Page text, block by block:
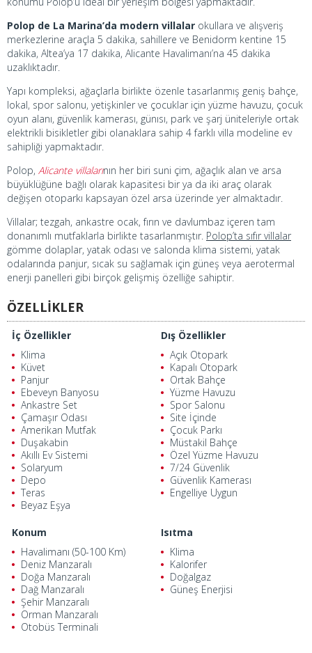
Polop de La Marina’da modern villalar okullara ve alışveriş
merkezlerine araçla 5 dakika, sahillere ve Benidorm kentine 15
dakika, Altea’ya 17 dakika, Alicante Havalimanı’na 45 dakika
uzaklıktadır.
Yapı kompleksi, ağaçlarla birlikte özenle tasarlanmış geniş bahçe,
lokal, spor salonu, yetişkinler ve çocuklar için yüzme havuzu, çocuk
oyun alanı, güvenlik kamerası, günısı, park ve şarj üniteleriyle ortak
elektrikli bisikletler gibi olanaklara sahip 4 farklı villa modeline ev
sahipliği yapmaktadır.
Polop, Alicante villalarının her biri suni çim, ağaçlık alan ve arsa
büyüklüğüne bağlı olarak kapasitesi bir ya da iki araç olarak
değişen otoparkı kapsayan özel arsa üzerinde yer almaktadır.
Villalar; tezgah, ankastre ocak, fırın ve davlumbaz içeren tam
donanımlı mutfaklarla birlikte tasarlanmıştır. Polop’ta sıfır villalar
gömme dolaplar, yatak odası ve salonda klima sistemi, yatak
odalarında panjur, sıcak su sağlamak için güneş veya aerotermal
enerji panelleri gibi birçok gelişmiş özelliğe sahiptir.
ÖZELLİKLER
İç Özellikler
Klima
Küvet
Panjur
Ebeveyn Banyosu
Ankastre Set
Çamaşır Odası
Amerikan Mutfak
Duşakabin
Akıllı Ev Sistemi
Solaryum
Depo
Teras
Beyaz Eşya
Dış Özellikler
Açık Otopark
Kapalı Otopark
Ortak Bahçe
Yüzme Havuzu
Spor Salonu
Site İçinde
Çocuk Parkı
Müstakil Bahçe
Özel Yüzme Havuzu
7/24 Güvenlik
Güvenlik Kamerası
Engelliye Uygun
Konum
Havalimanı (50-100 Km)
Deniz Manzaralı
Doğa Manzaralı
Dağ Manzaralı
Şehir Manzaralı
Orman Manzaralı
Otobüs Terminali
Isıtma
Klima
Kalorifer
Doğalgaz
Güneş Enerjisi